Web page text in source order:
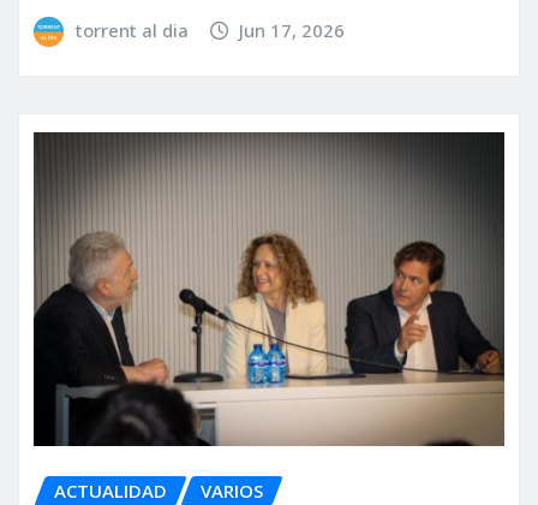
torrent al dia Jun 17, 2026
ACTUALIDAD VARIOS